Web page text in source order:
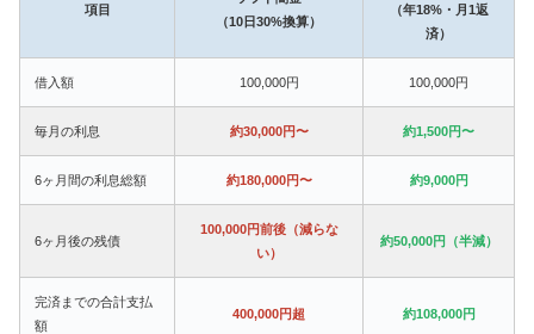
項目
（10日30%換算）
（年18%・月1返
済）
借入額 100,000円 100,000円
毎月の利息 約30,000円〜 約1,500円〜
6ヶ月間の利息総額 約180,000円〜 約9,000円
6ヶ月後の残債
100,000円前後（減らな
い）
約50,000円（半減）
完済までの合計支払
額
400,000円超 約108,000円